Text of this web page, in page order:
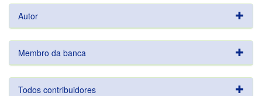
Autor
Membro da banca
Todos contribuidores